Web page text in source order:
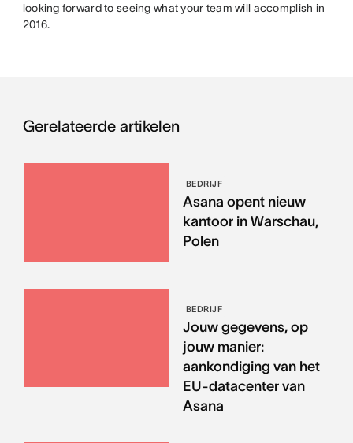
looking forward to seeing what your team will accomplish in
2016.
Gerelateerde artikelen
BEDRIJF
Asana opent nieuw
kantoor in Warschau,
Polen
BEDRIJF
Jouw gegevens, op
jouw manier:
aankondiging van het
EU-datacenter van
Asana